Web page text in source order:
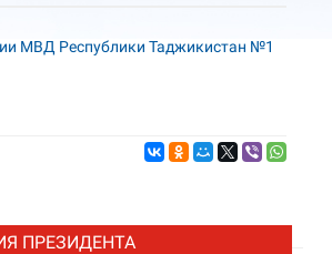
МВД Республики Таджикистан №1
ПРЕЗИДЕНТА